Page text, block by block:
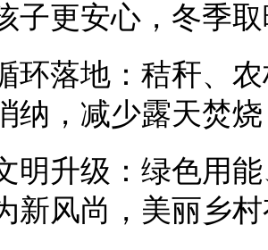
子更安心，冬季
环落地：秸秆、
纳，减少露天焚
明升级：绿色用
新风尚，美丽乡